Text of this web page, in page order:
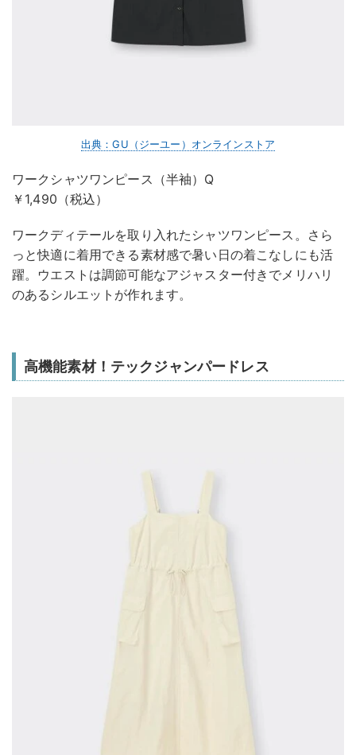
出典：GU（ジーユー）オンラインストア
ワークシャツワンピース（半袖）Q
￥1,490（税込）
ワークディテールを取り入れたシャツワンピース。さら
っと快適に着用できる素材感で暑い日の着こなしにも活
躍。ウエストは調節可能なアジャスター付きでメリハリ
のあるシルエットが作れます。
高機能素材！テックジャンパードレス